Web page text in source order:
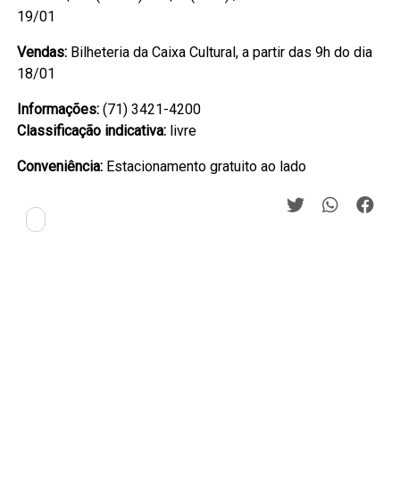
19/01
Vendas: Bilheteria da Caixa Cultural, a partir das 9h do dia
18/01
Informações: (71) 3421-4200
Classificação indicativa: livre
Conveniência: Estacionamento gratuito ao lado